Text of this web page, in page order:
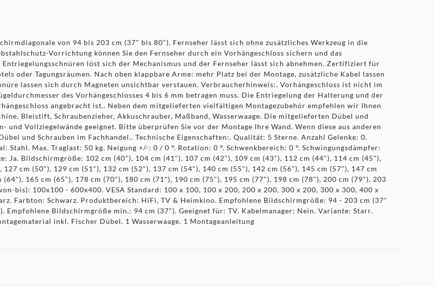
von 94 bis 203 cm (37" bis 80"). Fernseher lässt sich ohne zusätzliches Werkzeug in die
Vorrichtung können Sie den Fernseher durch ein Vorhängeschloss sichern und das
löst sich der Mechanismus und der Fernseher lässt sich abnehmen. Zertifiziert für
oder Tagungsräumen. Nach oben klappbare Arme: mehr Platz bei der Montage, zusätzliche Kabel lassen
lassen sich durch Magneten unsichtbar verstauen. Verbraucherhinweis:. Vorhängeschloss ist nicht im
des Vorhängeschlosses 4 bis 6 mm betragen muss. Die Entriegelung der Halterung und der
angebracht ist.. Neben dem mitgelieferten vielfältigen Montagezubehör empfehlen wir Ihnen
Bleistift, Schraubenzieher, Akkuschrauber, Maßband, Wasserwaage. Die mitgelieferten Dübel und
und Vollziegelwände geeignet. Bitte überprüfen Sie vor der Montage Ihre Wand. Wenn diese aus anderen
und Schrauben im Fachhandel.. Technische Eigenschaften:. Qualität: 5 Sterne. Anzahl Gelenke: 0.
Max. Traglast: 50 kg. Neigung +/-: 0 / 0 °. Rotation: 0 °. Schwenkbereich: 0 °. Schwingungsdämpfer:
Ja. Bildschirmgröße: 102 cm (40"), 104 cm (41"), 107 cm (42"), 109 cm (43"), 112 cm (44"), 114 cm (45"),
cm (50"), 129 cm (51"), 132 cm (52"), 137 cm (54"), 140 cm (55"), 142 cm (56"), 145 cm (57"), 147 cm
165 cm (65"), 178 cm (70"), 180 cm (71"), 190 cm (75"), 195 cm (77"), 198 cm (78"), 200 cm (79"), 203
bis): 100x100 - 600x400. VESA Standard: 100 x 100, 100 x 200, 200 x 200, 300 x 200, 300 x 300, 400 x
Farbton: Schwarz. Produktbereich: HiFi, TV & Heimkino. Empfohlene Bildschirmgröße: 94 - 203 cm (37"
Empfohlene Bildschirmgröße min.: 94 cm (37"). Geeignet für: TV. Kabelmanager: Nein. Variante: Starr.
inkl. Fischer Dübel. 1 Wasserwaage. 1 Montageanleitung